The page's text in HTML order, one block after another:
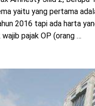
yaitu yang pertama
2016 tapi ada harta
pajak OP (orang …